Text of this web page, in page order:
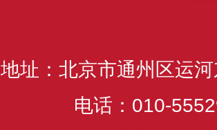
地址：北京市通州区运
电话：010-